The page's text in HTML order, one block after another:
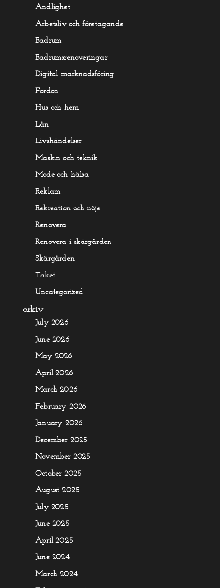
Andlighet
Arbetsliv och företagande
Badrum
Badrumsrenoveringar
Digital marknadsföring
Fordon
Hus och hem
Lån
Livshändelser
Maskin och teknik
Mode och hälsa
Reklam
Rekreation och nöje
Renovera
Renovera i skärgården
Skärgården
Taket
Uncategorized
arkiv
July 2026
June 2026
May 2026
April 2026
March 2026
February 2026
January 2026
December 2025
November 2025
October 2025
August 2025
July 2025
June 2025
April 2025
June 2024
March 2024